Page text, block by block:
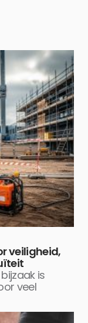
veiligheid,
is
veel